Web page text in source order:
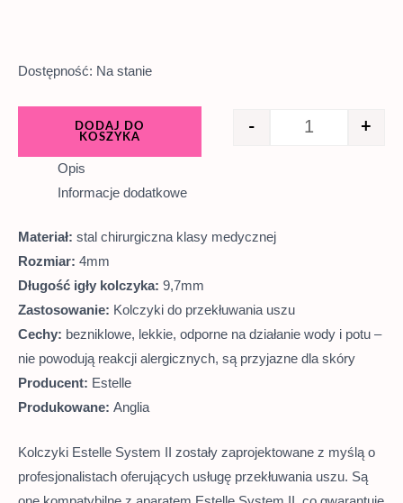
Dostępność: Na stanie
- +
DODAJ DO
KOSZYKA
Opis
Informacje dodatkowe
Materiał: stal chirurgiczna klasy medycznej
Rozmiar: 4mm
Długość igły kolczyka: 9,7mm
Zastosowanie: Kolczyki do przekłuwania uszu
Cechy: bezniklowe, lekkie, odporne na działanie wody i potu –
nie powodują reakcji alergicznych, są przyjazne dla skóry
Producent: Estelle
Produkowane: Anglia
Kolczyki Estelle System II zostały zaprojektowane z myślą o
profesjonalistach oferujących usługę przekłuwania uszu. Są